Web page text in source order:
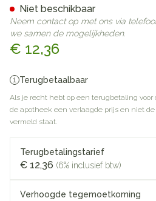
€ 12,36
Terugbetaalbaar
Als je recht hebt op een terugbetaling
de apotheek een verlaagde prijs en niet
vermeld staat.
Terugbetalingstarief
€ 12,36 (6% inclusief btw)
Verhoogde tegemoetkoming
Niet beschikbaar
Neem contact op met ons via
we samen de mogelijkheden.